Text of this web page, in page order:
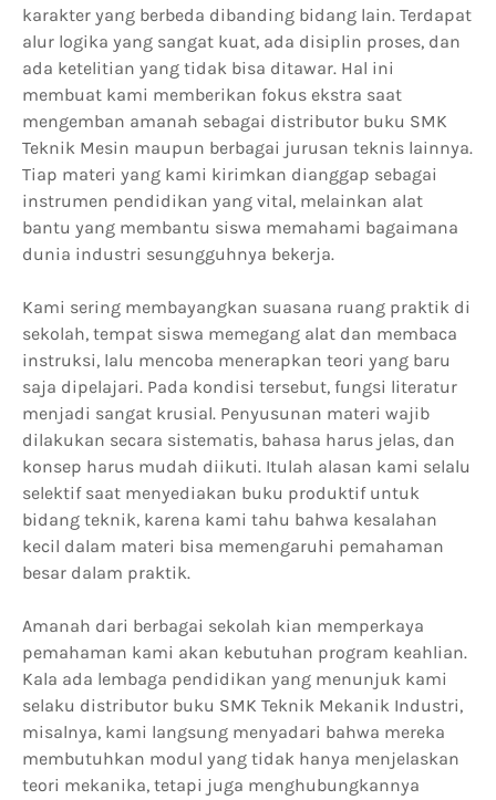
karakter yang berbeda dibanding bidang lain. Terdapat
alur logika yang sangat kuat, ada disiplin proses, dan
ada ketelitian yang tidak bisa ditawar. Hal ini
membuat kami memberikan fokus ekstra saat
mengemban amanah sebagai distributor buku SMK
Teknik Mesin maupun berbagai jurusan teknis lainnya.
Tiap materi yang kami kirimkan dianggap sebagai
instrumen pendidikan yang vital, melainkan alat
bantu yang membantu siswa memahami bagaimana
dunia industri sesungguhnya bekerja.
Kami sering membayangkan suasana ruang praktik di
sekolah, tempat siswa memegang alat dan membaca
instruksi, lalu mencoba menerapkan teori yang baru
saja dipelajari. Pada kondisi tersebut, fungsi literatur
menjadi sangat krusial. Penyusunan materi wajib
dilakukan secara sistematis, bahasa harus jelas, dan
konsep harus mudah diikuti. Itulah alasan kami selalu
selektif saat menyediakan buku produktif untuk
bidang teknik, karena kami tahu bahwa kesalahan
kecil dalam materi bisa memengaruhi pemahaman
besar dalam praktik.
Amanah dari berbagai sekolah kian memperkaya
pemahaman kami akan kebutuhan program keahlian.
Kala ada lembaga pendidikan yang menunjuk kami
selaku distributor buku SMK Teknik Mekanik Industri,
misalnya, kami langsung menyadari bahwa mereka
membutuhkan modul yang tidak hanya menjelaskan
teori mekanika, tetapi juga menghubungkannya